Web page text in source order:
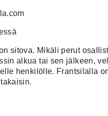
sitova. Mikäli perut
alkua tai sen jälkeen,
henkilölle. Frantsilalla